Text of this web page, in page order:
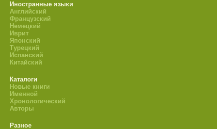
Иностранные языки
Английский
Французский
Немецкий
Иврит
Японский
Турецкий
Испанский
Китайский
Каталоги
Новые книги
Именной
Хронологический
Авторы
Разное